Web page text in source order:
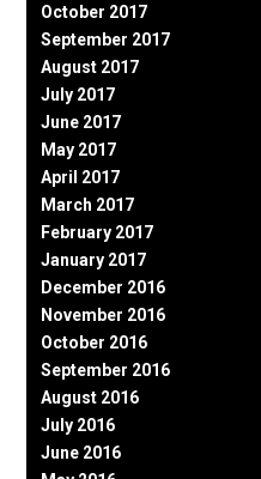
October 2017
September 2017
August 2017
July 2017
June 2017
May 2017
April 2017
March 2017
February 2017
January 2017
December 2016
November 2016
October 2016
September 2016
August 2016
July 2016
June 2016